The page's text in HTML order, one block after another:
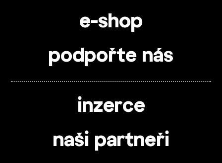
e-shop
podpořte nás
inzerce
naši partneři